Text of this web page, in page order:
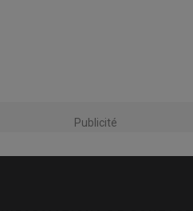
Publicité